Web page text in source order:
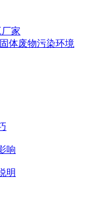
家
体废物污染环境
响
明